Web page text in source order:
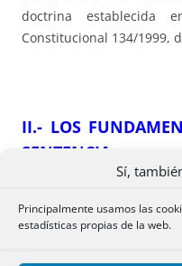
Sí,
Principalmente usamos las
estadísticas propias de la web.
doctrina establecida
Constitucional 134/1999,
II.- LOS
SENTENCIA
premisa establece lo
gestación subrogada